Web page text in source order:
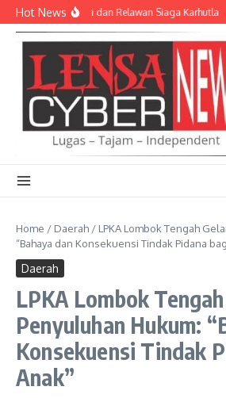
Lewati ke konten
Hot NewsTNI-Polri dan Relawan Siaga Karhutla
Home / Daerah / LPKA Lombok Tengah
“Bahaya dan Konsekuensi Tindak Pidana
Daerah
LPKA Lombok
Penyuluhan Hukum:
Konsekuensi Tindak
Anak”